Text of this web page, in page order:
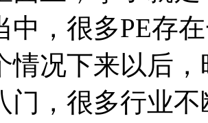
中，很多PE存
情况下来以后
门，很多行业